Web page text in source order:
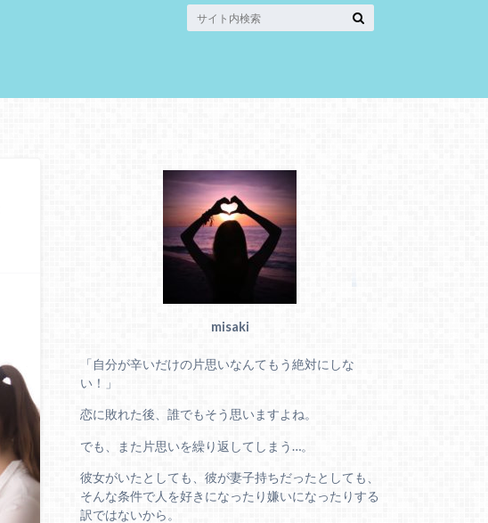
misaki
「自分が辛いだけの片思いなんてもう絶対にしな
い！」
恋に敗れた後、誰でもそう思いますよね。
でも、また片思いを繰り返してしまう…。
彼女がいたとしても、彼が妻子持ちだったとしても、
そんな条件で人を好きになったり嫌いになったりする
訳ではないから。